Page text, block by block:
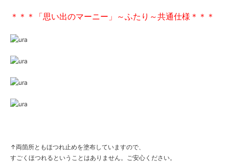
＊＊＊「思い出のマーニー」～ふたり～共通仕様＊＊＊
↑両箇所ともほつれ止めを塗布していますので、
すごくほつれるということはありません。ご安心ください。